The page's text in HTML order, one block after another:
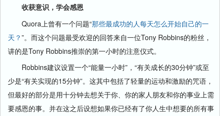
收获意识，学会感恩
Quora上曾有一个问题“那些最成功的人每天怎么开始自己的一
天？”。而这个问题最受欢迎的回答来自一位Tony Robbins的粉丝，
讲的是Tony Robbins推崇的第一小时的注意仪式。
Robbins建议设置一个“能量一小时”，“有关成长的30分钟”或至
少是“有关实现的15分钟”。这其中包括了轻量的运动和激励的咒语，
但最好的部分是用十分钟去想关于你、你的家人朋友和你的事业上需
要感恩的事。并在这之后设想如果你已经有了你人生中想要的所有事